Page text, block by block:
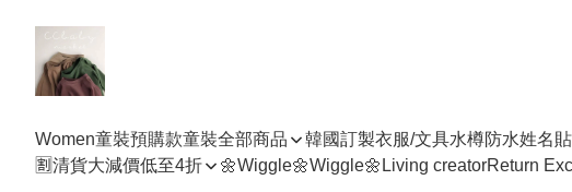
Women童裝預購款童裝全部商品 韓國訂製衣服/文具水樽防水姓名貼
🈹清貨大減價低至4折
🌼Wiggle🌼Wiggle🌼 Living creatorReturn